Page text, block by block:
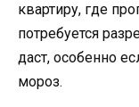
квартиру, где
потребуется
даст, особенно
мороз.